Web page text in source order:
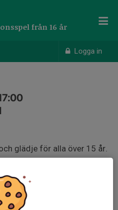
Logga in
från 16 år
glädje för alla över 15 år.